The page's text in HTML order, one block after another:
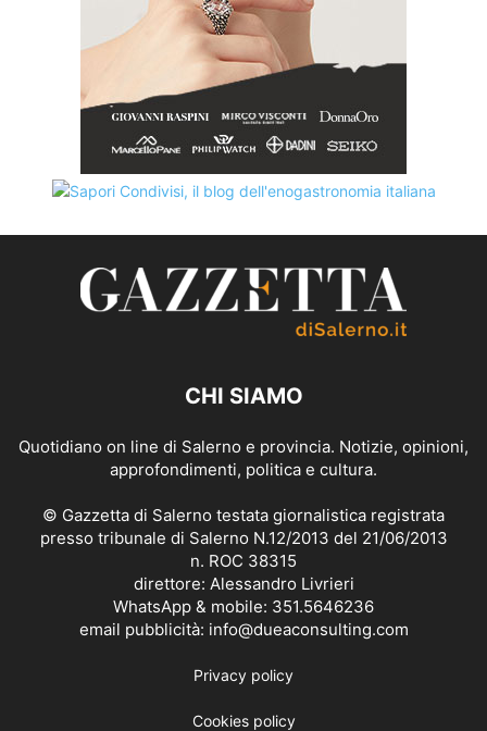
CHI SIAMO
Quotidiano on line di Salerno e provincia. Notizie, opinioni,
approfondimenti, politica e cultura.
© Gazzetta di Salerno testata giornalistica registrata
presso tribunale di Salerno N.12/2013 del 21/06/2013
n. ROC 38315
direttore: Alessandro Livrieri
WhatsApp & mobile: 351.5646236
email pubblicità: info@dueaconsulting.com
Privacy policy
Cookies policy